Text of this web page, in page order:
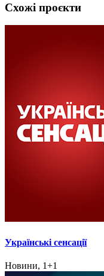
Схожі проєкти
Українські сенсації
Новини, 1+1